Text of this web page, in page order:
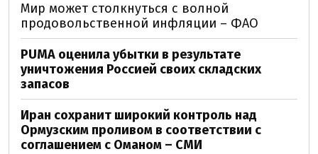
Мир может столкнуться с волной
продовольственной инфляции – ФАО
PUMA оценила убытки в результате
уничтожения Россией своих складских
запасов
Иран сохранит широкий контроль над
Ормузским проливом в соответствии с
соглашением с Оманом – СМИ